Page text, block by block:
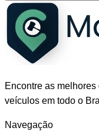
Encontre as
veículos em todo o
Navegação